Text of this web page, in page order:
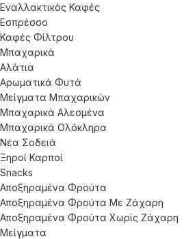
Εναλλακτικός Καφές
Εσπρέσσο
Καφές Φίλτρου
Μπαχαρικά
Αλάτια
Αρωματικά Φυτά
Μείγματα Μπαχαρικών
Μπαχαρικά Αλεσμένα
Μπαχαρικά Ολόκληρα
Νέα Σοδειά
Ξηροί Καρποί
Snacks
Αποξηραμένα Φρούτα
Αποξηραμένα Φρούτα Με Ζάχαρη
Αποξηραμένα Φρούτα Χωρίς Ζάχαρη
Μείγματα